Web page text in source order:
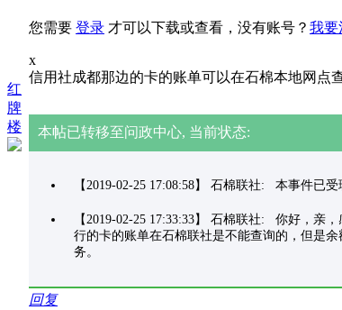
红
牌
楼
您需要 登录 才可以下载或查看，没有账号？ 我要
x
信用社成都那边的卡的账单可以在石棉本地网点
本帖已转移至问政中心, 当前状态:
【2019-02-25 17:08:58】 石棉联社: 本事件已
【2019-02-25 17:33:33】 石棉联社: 你好，亲
行的卡的账单在石棉联社是不能查询的，但是
务。
回复